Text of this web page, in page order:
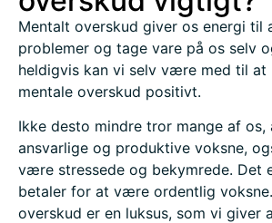
Mentalt overskud giver os energi til
problemer og tage vare på os selv
heldigvis kan vi selv være med til at
mentale overskud positivt.
Ikke desto mindre tror mange af
ansvarlige og produktive voksne,
være stressede og bekymrede. Det
betaler for at være ordentlig
overskud er en luksus, som vi giver